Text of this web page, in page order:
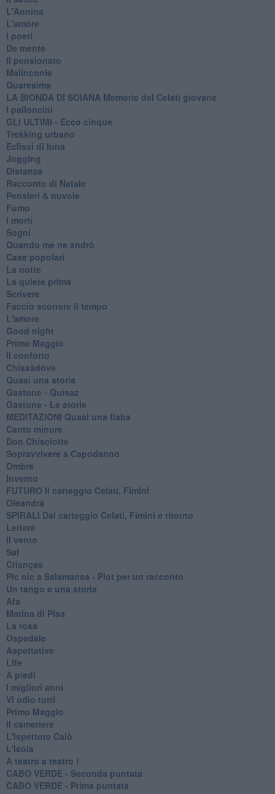
L'Annina
L'amore
I poeti
De mente
Il pensionato
Malinconie
Quaresima
LA BIONDA DI SOIANA Memorie del Celati giovane
I palloncini
GLI ULTIMI - Ecco cinque
Trekking urbano
Eclissi di luna
Jogging
Distanza
Racconto di Natale
Pensieri & nuvole
Fumo
I morti
Sogni
Quando me ne andrò
Case popolari
La notte
La quiete prima
Scrivere
Faccio scorrere il tempo
L'amore
Good night
Primo Maggio
Il conforto
Chissàdove
Quasi una storia
Gastone - Quisaz
Gastone - Le storie
MEDITAZIONI Quasi una fiaba
Canto minore
Don Chisciotte
Sopravvivere a Capodanno
Ombre
Inverno
FUTURO Il carteggio Celati, Fimini
Oleandra
SPIRALI Dal carteggio Celati, Fimini e ritorno
Lettere
Il vento
Sal
Crianças
Pic nic a Salamansa - Plot per un racconto
Un tango e una storia
Afa
Marina di Pisa
La rosa
Ospedale
Aspettative
Life
A piedi
I migliori anni
Vi odio tutti
Primo Maggio
Il cameriere
L'ispettore Calò
L'isola
A teatro a teatro !
CABO VERDE - Seconda puntata
CABO VERDE - Prima puntata